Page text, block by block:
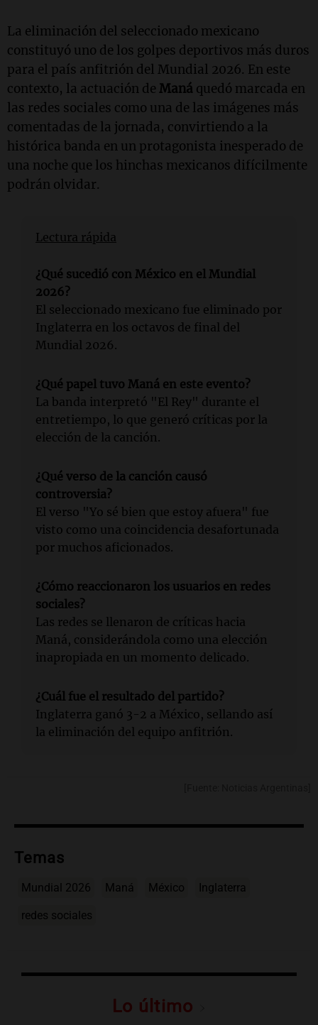
La eliminación del seleccionado mexicano
constituyó uno de los golpes deportivos más duros
para el país anfitrión del Mundial 2026. En este
contexto, la actuación de Maná quedó marcada en
las redes sociales como una de las imágenes más
comentadas de la jornada, convirtiendo a la
histórica banda en un protagonista inesperado de
una noche que los hinchas mexicanos difícilmente
podrán olvidar.
Lectura rápida
¿Qué sucedió con México en el Mundial
2026?
El seleccionado mexicano fue eliminado por
Inglaterra en los octavos de final del
Mundial 2026.
¿Qué papel tuvo Maná en este evento?
La banda interpretó "El Rey" durante el
entretiempo, lo que generó críticas por la
elección de la canción.
¿Qué verso de la canción causó
controversia?
El verso "Yo sé bien que estoy afuera" fue
visto como una coincidencia desafortunada
por muchos aficionados.
¿Cómo reaccionaron los usuarios en redes
sociales?
Las redes se llenaron de críticas hacia
Maná, considerándola como una elección
inapropiada en un momento delicado.
¿Cuál fue el resultado del partido?
Inglaterra ganó 3-2 a México, sellando así
la eliminación del equipo anfitrión.
Temas
Mundial 2026 Maná México Inglaterra
redes sociales
Lo último